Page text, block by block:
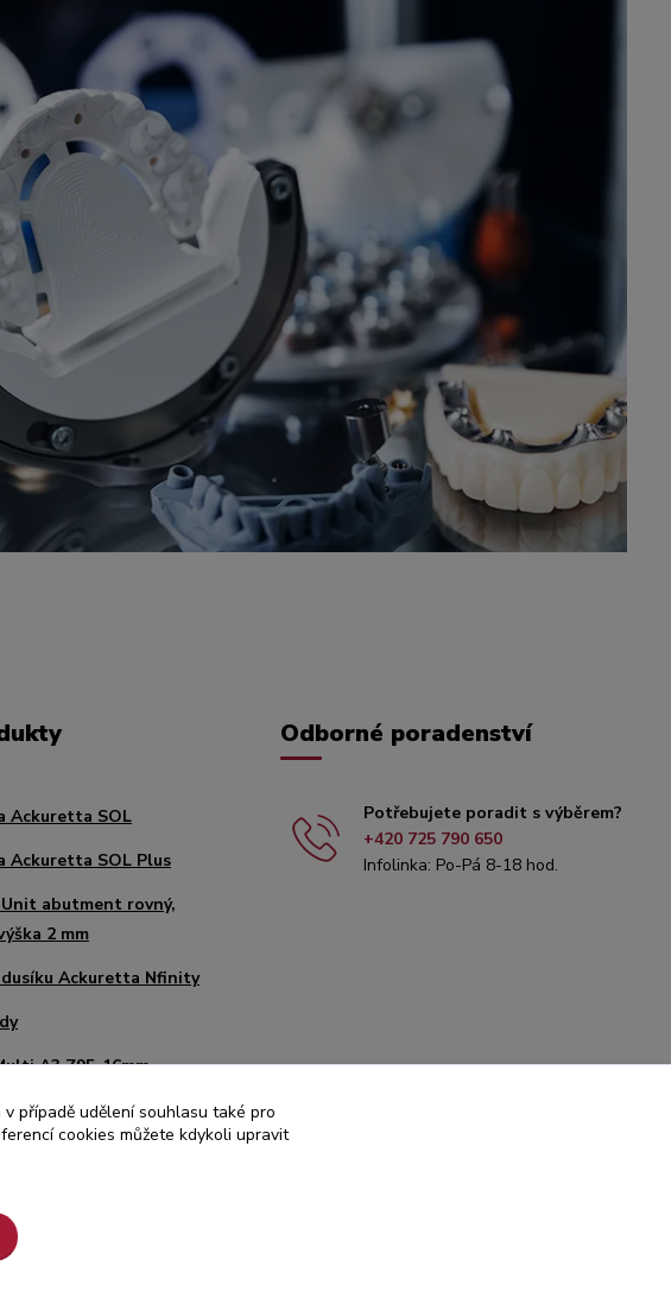
Ackuretta SOL
Ackuretta SOL Plus
abutment rovný,
2 mm
Ackuretta Nfinity
A3 Z95-16mm
3D Starter Kit
Medit i700
Odborné poradenství
Potřebujete poradit s výběrem?
+420 725 790 650
Infolinka: Po-Pá 8-18 hod.
případě udělení souhlasu také pro
cookies můžete kdykoli upravit